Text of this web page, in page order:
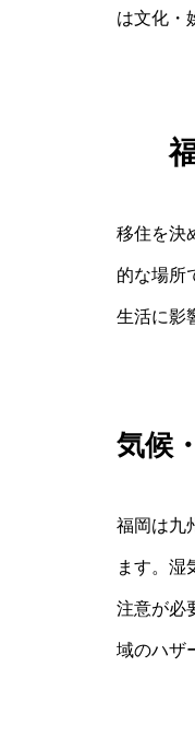
は文化・
移住を決
的な場所
生活に影
気候
福岡は九
ます。湿
注意が必
域のハザ